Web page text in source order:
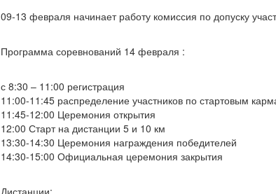
09-13 февраля начинает работу комиссия по допуску
Программа соревнований 14 февраля :
с 8:30 – 11:00 регистрация
11:00-11:45 распределение участников по стартовым
11:45-12:00 Церемония открытия
12:00 Старт на дистанции 5 и 10 км
13:30-14:30 Церемония награждения победителей
14:30-15:00 Официальная церемония закрытия
Дистанции: